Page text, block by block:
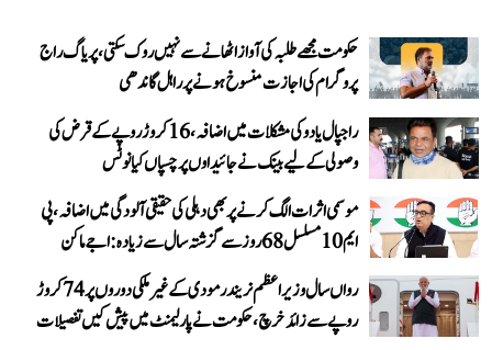
حکومت مجھے طلبہ کی آواز اٹھانے سے نہیں روک سکتی، پریاگ راج
پروگرام کی اجازت منسوخ ہونے پر راہل گاندھی
راجپال یادو کی مشکلات میں اضافہ، 16 کروڑ روپے کے قرض کی
وصولی کے لیے بینک نے جائیداوں پر چسپاں کیا نوٹس
موسمی اثرات الگ کرنے پر بھی دہلی کی حقیقی آلودگی میں اضافہ، پی
ایم 10 مسلسل 68 روز سے گزشتہ سال سے زیادہ: اجے ماکن
رواں سال وزیر اعظم نریندر مودی کے غیر ملکی دوروں پر 74 کروڑ
روپے سے زائد خرچ، حکومت نے پارلیمنٹ میں پیش کیں تفصیلات